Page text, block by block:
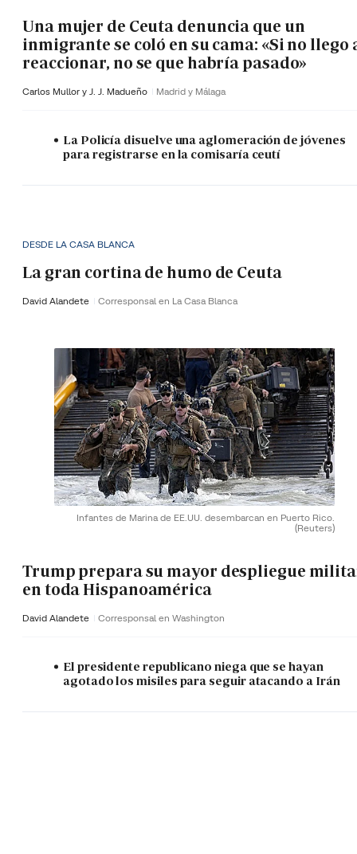
Una mujer de Ceuta denuncia que un
inmigrante se coló en su cama: «Si no llego
reaccionar, no se que habría pasado»
Carlos Mullor y J. J. Madueño Madrid y Málaga
La Policía disuelve una aglomeración de jóvenes
para registrarse en la comisaría ceutí
DESDE LA CASA BLANCA
La gran cortina de humo de Ceuta
David Alandete Corresponsal en La Casa Blanca
Infantes de Marina de EE.UU. desembarcan en Puerto Rico.
(Reuters)
Trump prepara su mayor despliegue
en toda Hispanoamérica
David Alandete Corresponsal en Washington
El presidente republicano niega que se hayan
agotado los misiles para seguir atacando a Irán